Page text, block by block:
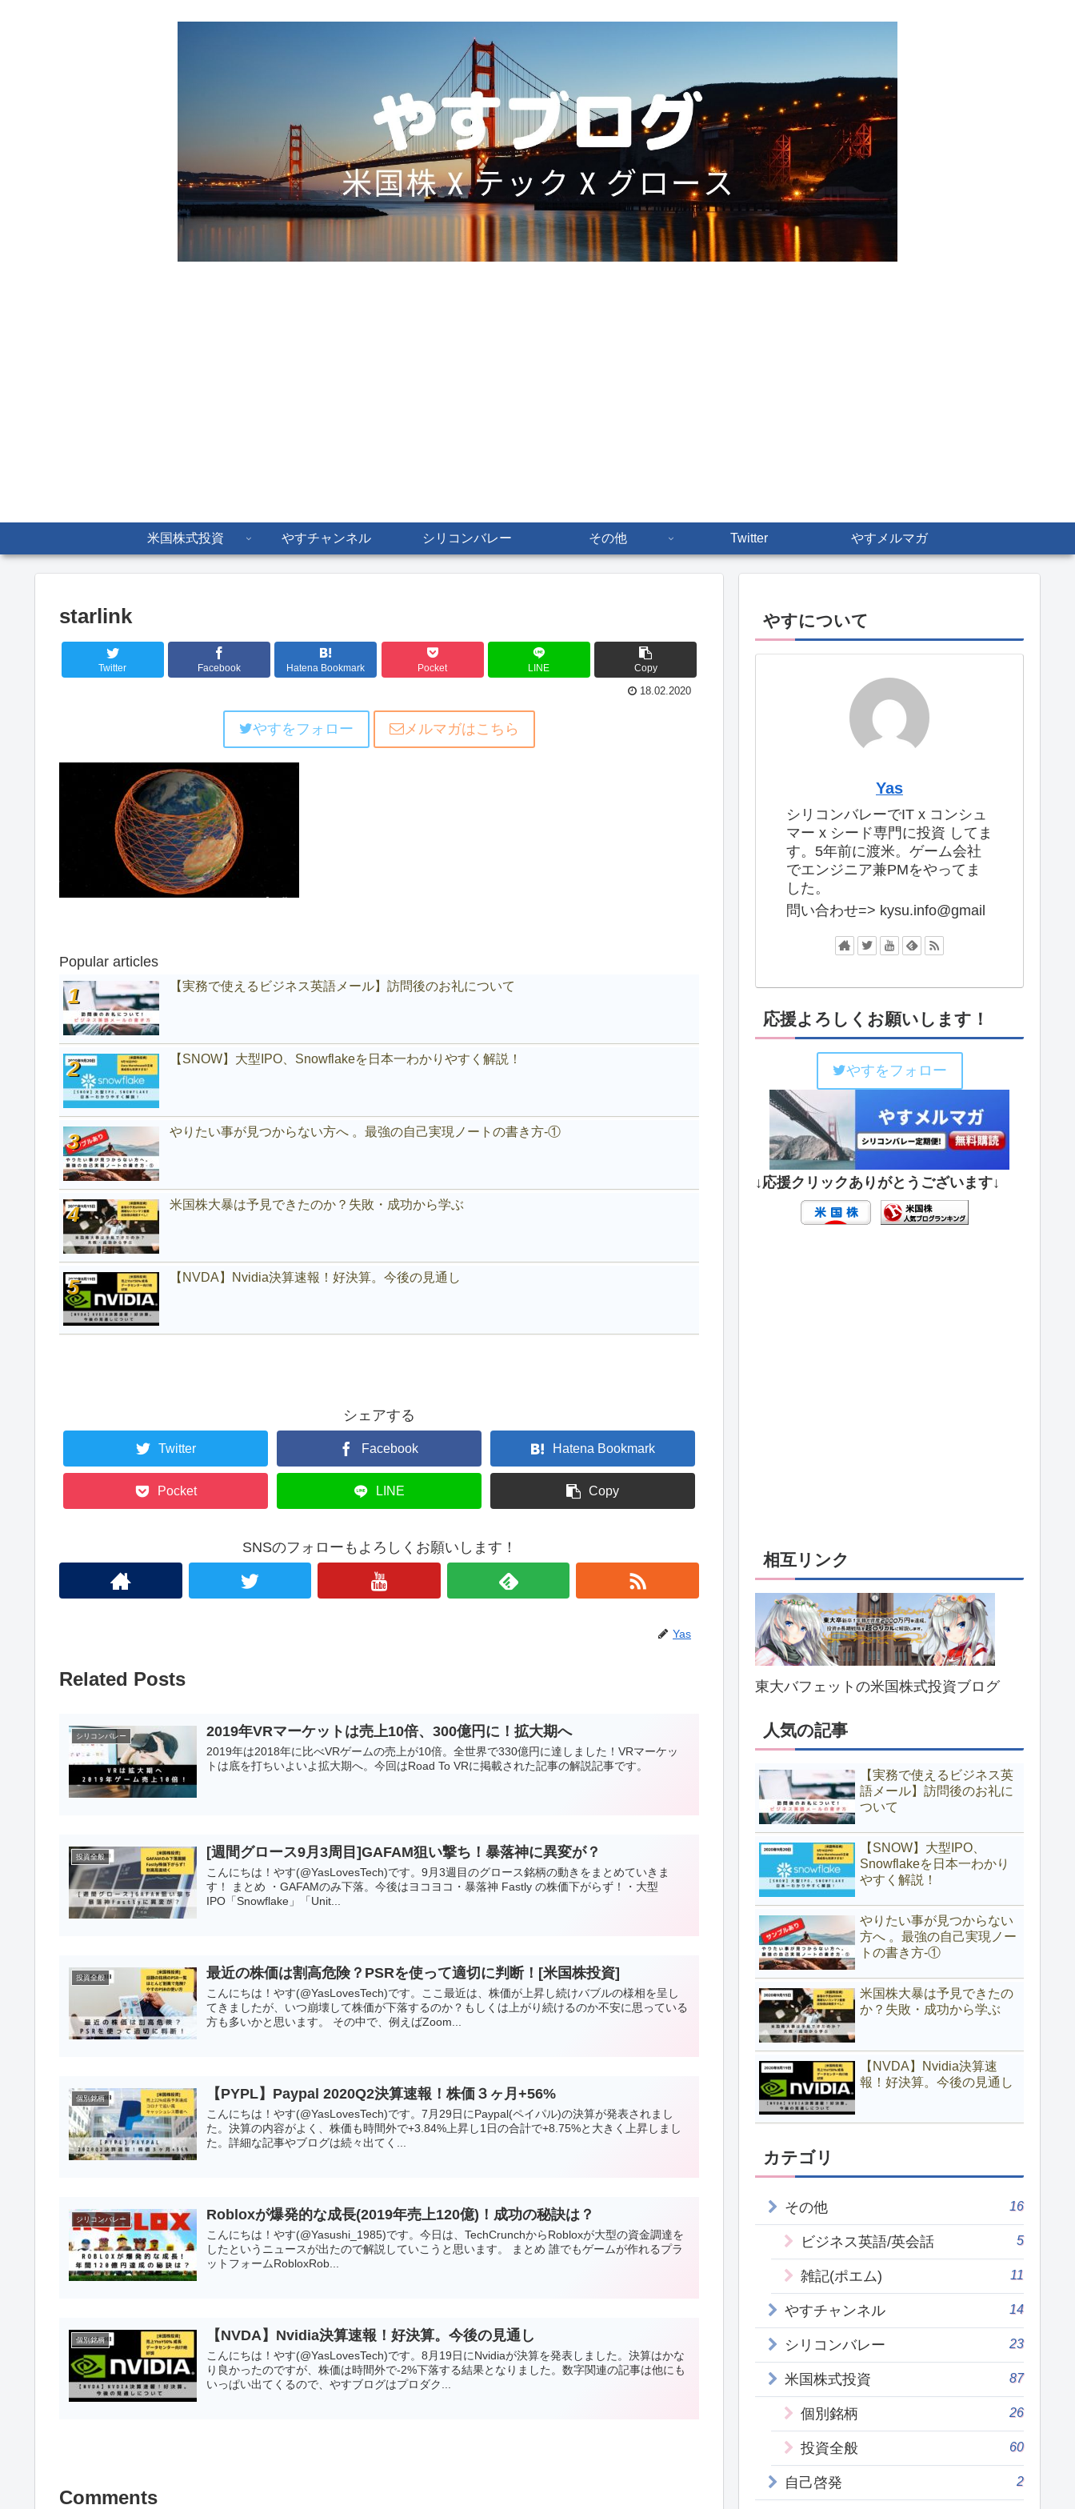
米国株式投資 やすチャンネル シリコンバレー その他 Twitter やすメルマガ
starlink
Twitter Facebook Hatena Bookmark Pocket LINE Copy
18.02.2020
やすをフォロー メルマガはこちら
Popular articles
【実務で使えるビジネス英語メール】訪問後のお礼について
【SNOW】大型IPO、Snowflakeを日本一わかりやすく解説！
やりたい事が見つからない方へ 。最強の自己実現ノートの書き方-①
米国株大暴は予見できたのか？失敗・成功から学ぶ
【NVDA】Nvidia決算速報！好決算。今後の見通し
シェアする
Twitter Facebook Hatena Bookmark
Pocket LINE Copy
SNSのフォローもよろしくお願いします！
Yas
Related Posts
シリコンバレー 2019年VRマーケットは売上10倍、300億円に！拡大期へ
2019年は2018年に比べVRゲームの売上が10倍。全世界で330億円に達しました！VRマーケッ
トは底を打ちいよいよ拡大期へ。今回はRoad To VRに掲載された記事の解説記事です。
投資全般 [週間グロース9月3周目]GAFAM狙い撃ち！暴落神に異変が？
こんにちは！やす(@YasLovesTech)です。9月3週目のグロース銘柄の動きをまとめていきま
す！ まとめ ・GAFAMのみ下落。今後はヨコヨコ・暴落神 Fastly の株価下がらず！・大型
IPO「Snowflake」「Unit...
投資全般 最近の株価は割高危険？PSRを使って適切に判断！[米国株投資]
こんにちは！やす(@YasLovesTech)です。ここ最近は、株価が上昇し続けバブルの様相を呈し
てきましたが、いつ崩壊して株価が下落するのか？もしくは上がり続けるのか不安に思っている
方も多いかと思います。 その中で、例えばZoom...
個別銘柄 【PYPL】Paypal 2020Q2決算速報！株価３ヶ月+56%
こんにちは！やす(@YasLovesTech)です。7月29日にPaypal(ペイパル)の決算が発表されまし
た。決算の内容がよく、株価も時間外で+3.84%上昇し1日の合計で+8.75%と大きく上昇しまし
た。詳細な記事やブログは続々出てく...
シリコンバレー Robloxが爆発的な成長(2019年売上120億)！成功の秘訣は？
こんにちは！やす(@Yasushi_1985)です。今日は、TechCrunchからRobloxが大型の資金調達を
したというニュースが出たので解説していこうと思います。 まとめ 誰でもゲームが作れるプラ
ットフォームRobloxRob...
個別銘柄 【NVDA】Nvidia決算速報！好決算。今後の見通し
こんにちは！やす(@YasLovesTech)です。8月19日にNvidiaが決算を発表しました。決算はかな
り良かったのですが、株価は時間外で-2%下落する結果となりました。数字関連の記事は他にも
いっぱい出てくるので、やすブログはプロダク...
Comments
やすについて
Yas
シリコンバレーでIT x コンシュ
マー x シード専門に投資 してま
す。5年前に渡米。ゲーム会社
でエンジニア兼PMをやってま
した。
問い合わせ=> kysu.info@gmail
応援よろしくお願いします！
やすをフォロー
↓応援クリックありがとうございます↓
相互リンク
東大バフェットの米国株式投資ブログ
人気の記事
【実務で使えるビジネス英
語メール】訪問後のお礼に
ついて
【SNOW】大型IPO、
Snowflakeを日本一わかり
やすく解説！
やりたい事が見つからない
方へ 。最強の自己実現ノー
トの書き方-①
米国株大暴は予見できたの
か？失敗・成功から学ぶ
【NVDA】Nvidia決算速
報！好決算。今後の見通し
カテゴリ
その他 16
ビジネス英語/英会話 5
雑記(ポエム) 11
やすチャンネル 14
シリコンバレー 23
米国株式投資 87
個別銘柄 26
投資全般 60
自己啓発 2